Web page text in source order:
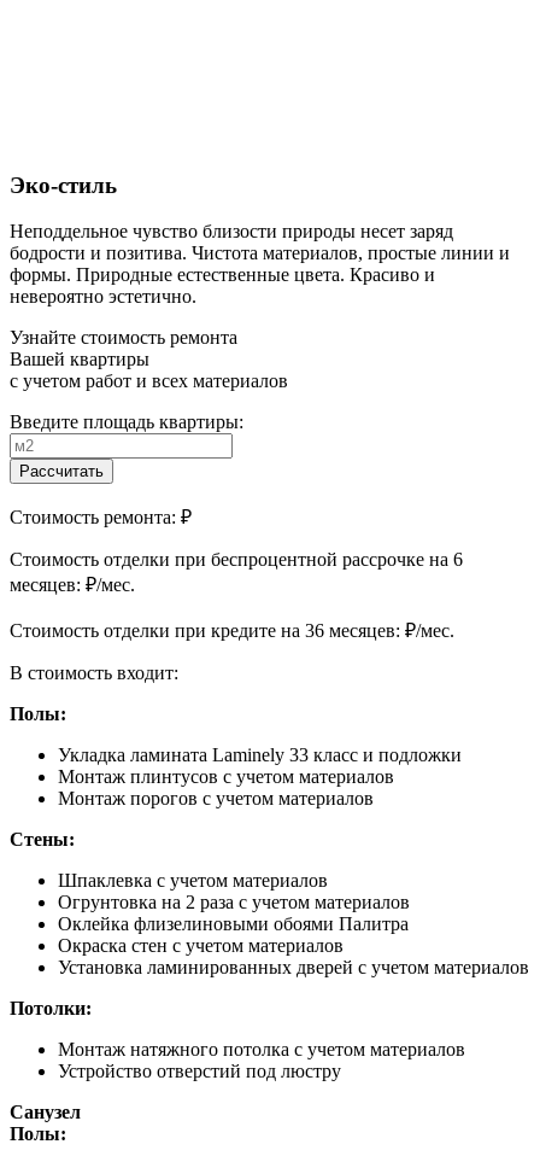
Эко-стиль
Неподдельное чувство близости природы несет заряд
бодрости и позитива. Чистота материалов, простые линии и
формы. Природные естественные цвета. Красиво и
невероятно эстетично.
Узнайте стоимость ремонта
Вашей квартиры
с учетом работ и всех материалов
Введите площадь квартиры:
Рассчитать
Стоимость ремонта: ₽
Cтоимость отделки при беспроцентной рассрочке на 6
месяцев: ₽/мес.
Cтоимость отделки при кредите на 36 месяцев: ₽/мес.
В стоимость входит:
Полы:
Укладка ламината Laminely 33 класс и подложки
Монтаж плинтусов с учетом материалов
Монтаж порогов с учетом материалов
Стены:
Шпаклевка с учетом материалов
Огрунтовка на 2 раза с учетом материалов
Оклейка флизелиновыми обоями Палитра
Окраска стен с учетом материалов
Установка ламинированных дверей с учетом материалов
Потолки:
Монтаж натяжного потолка с учетом материалов
Устройство отверстий под люстру
Санузел
Полы: